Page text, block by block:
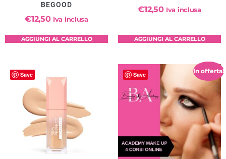
BEGOOD
€12,50 Iva inclusa
AGGIUNGI AL CARRELLO
€12,50 Iva inclusa
AGGIUNGI AL CARRELLO
Save Save
In offerta!